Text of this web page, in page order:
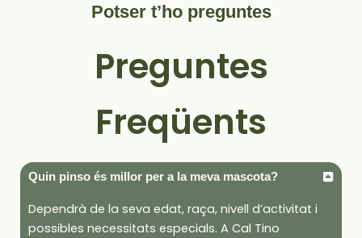
Potser t’ho preguntes
Preguntes
Freqüents
Quin pinso és millor per a la meva mascota?
Dependrà de la seva edat, raça, nivell d’activitat i
possibles necessitats especials. A Cal Tino